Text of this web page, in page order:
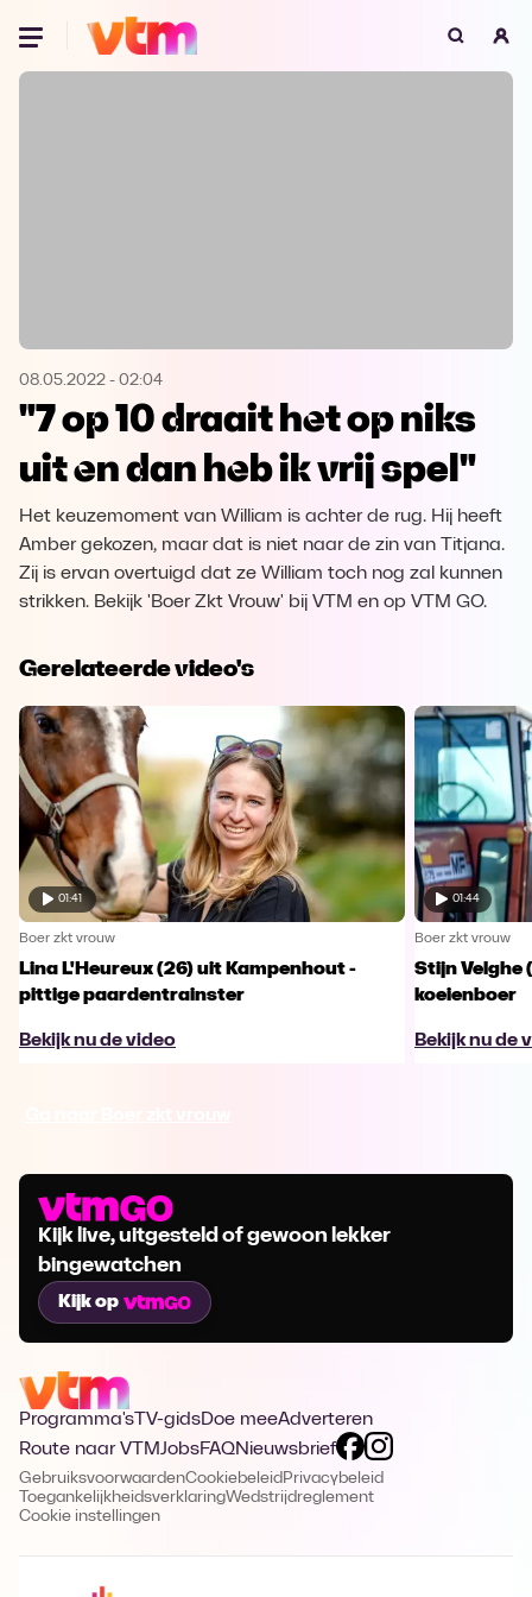
Oeps, browser niet ondersteund
Microsoft Edge Download
Opera Download
08.05.2022 - 02:04
"7 op 10 draait het op niks
uit en dan heb ik vrij spel"
Het keuzemoment van William is achter de rug. Hij heeft
Amber gekozen, maar dat is niet naar de zin van Titjana.
Zij is ervan overtuigd dat ze William toch nog zal kunnen
strikken. Bekijk 'Boer Zkt Vrouw' bij VTM en op VTM GO.
Gerelateerde video's
01:41
Boer zkt vrouw
Lina L'Heureux (26) uit Kampenhout -
pittige paardentrainster
Bekijk nu de video
01:44
Boer zkt vrouw
Stijn Velghe
koeienboer
Bekijk nu de
Kijk live, uitgesteld of gewoon lekker
bingewatchen
Kijk op
Programma's TV-gidsDoe meeAdverteren
Route naar VTMJobsFAQNieuwsbrief
GebruiksvoorwaardenCookiebeleid Privacybeleid
ToegankelijkheidsverklaringWedstrijdreglement
Cookie instellingen